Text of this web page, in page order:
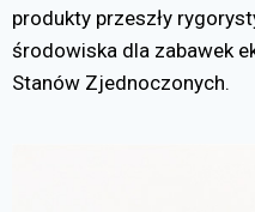
produkty przeszły
środowiska dla zabawek
Stanów Zjednoczonych.